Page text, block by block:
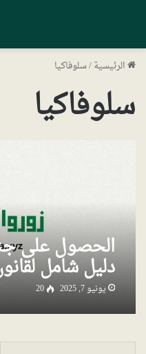
الرئيسية/سلوفاكيا
سلوفاكيا
الحصول على
دليل شامل
يونيو 7, 2025 20